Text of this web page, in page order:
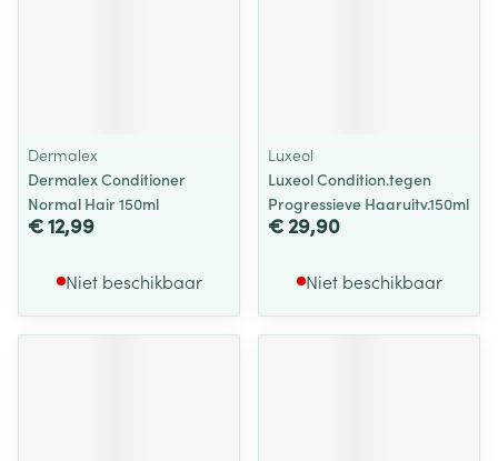
Dermalex
Dermalex Conditioner
Normal Hair 150ml
€ 12,99
Niet beschikbaar
Luxeol
Luxeol Condition.tegen
Progressieve Haaruitv.150ml
€ 29,90
Niet beschikbaar